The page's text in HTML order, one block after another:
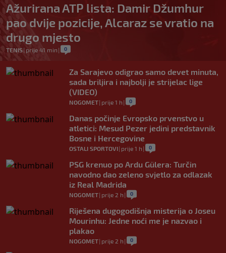
Ažurirana ATP lista: Damir Džumhur
pao dvije pozicije, Alcaraz se vratio na
drugo mjesto
TENIS| prije 41 min | 0
Za Sarajevo odigrao samo devet minuta,
sada briljira i najbolji je strijelac lige
(VIDEO)
NOGOMET| prije 1 h | 0
Danas počinje Evropsko prvenstvo u
atletici: Mesud Pezer jedini predstavnik
Bosne i Hercegovine
OSTALI SPORTOVI| prije 1 h | 0
PSG krenuo po Ardu Gülera: Turčin
navodno dao zeleno svjetlo za odlazak
iz Real Madrida
NOGOMET| prije 2 h | 0
Riješena dugogodišnja misterija o Joseu
Mourinhu: Jedne noći me je nazvao i
plakao
NOGOMET| prije 2 h | 0